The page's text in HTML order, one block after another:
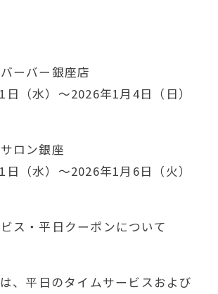
ーバー銀座店
（水）～2026年1月4日（日）
ロン銀座
（水）～2026年1月6日（火）
ス・平日クーポンについて
、平日のタイムサービスおよび